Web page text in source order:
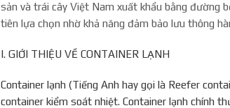
sản và trái cây Việt Nam xuất khẩu bằng đường
tiên lựa chọn nhờ khả năng đảm bảo lưu thông
I. GIỚI THIỆU VỀ CONTAINER LẠNH
Container lạnh (Tiếng Anh hay gọi là Reefer
container kiểm soát nhiệt. Container lạnh chính